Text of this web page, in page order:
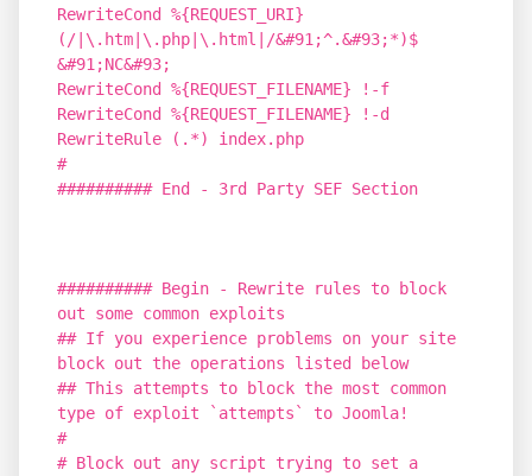
RewriteCond %{REQUEST_URI}
(/|\.htm|\.php|\.html|/&#91;^.&#93;*)$
&#91;NC&#93;
RewriteCond %{REQUEST_FILENAME} !-f
RewriteCond %{REQUEST_FILENAME} !-d
RewriteRule (.*) index.php
#
########## End - 3rd Party SEF Section
########## Begin - Rewrite rules to block
out some common exploits
## If you experience problems on your site
block out the operations listed below
## This attempts to block the most common
type of exploit `attempts` to Joomla!
#
# Block out any script trying to set a